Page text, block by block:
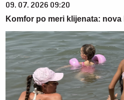
09. 07. 2026 09:20
Komfor po meri klijenata: